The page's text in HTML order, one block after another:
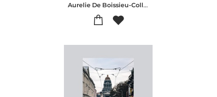
Aurelie De Boissieu-Collectif